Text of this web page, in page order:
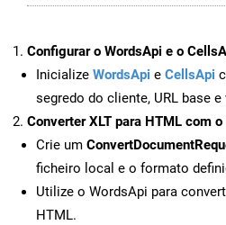
Configurar o WordsApi e o
Inicialize WordsApi e CellsApi
segredo do cliente, URL base e
Converter XLT para HTML com o
Crie um
ficheiro local e o formato
Utilize o WordsApi para
HTML.